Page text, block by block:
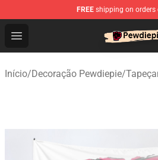
FREE shipping on orders
Open menu
PewDiePie Store - Official
Início/Decoração Pewdiepie/